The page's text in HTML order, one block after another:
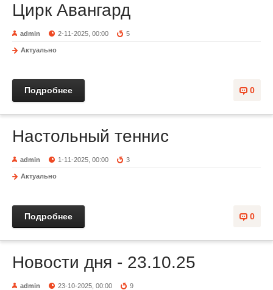
Цирк Авангард
admin 2-11-2025, 00:00 5
Актуально
0
Подробнее
Настольный теннис
admin 1-11-2025, 00:00 3
Актуально
0
Подробнее
Новости дня - 23.10.25
admin 23-10-2025, 00:00 9